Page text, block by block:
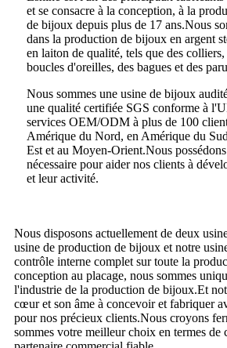
et se consacre à la conception, à la
de bijoux depuis plus de 17 ans.Nous
dans la production de bijoux en argent
en laiton de qualité, tels que des colliers,
boucles d'oreilles, des bagues et des
Nous sommes une usine de bijoux
une qualité certifiée SGS conforme à
services OEM/ODM à plus de 100
Amérique du Nord, en Amérique du
Est et au Moyen-Orient.Nous
nécessaire pour aider nos clients à
et leur activité.
Nous disposons actuellement de deux
usine de production de bijoux et notre
contrôle interne complet sur toute la
conception au placage, nous sommes
l'industrie de la production de bijoux.Et
cœur et son âme à concevoir et fabriquer
pour nos précieux clients.Nous croyons
sommes votre meilleur choix en termes de